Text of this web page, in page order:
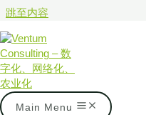
跳至内容
Main Menu
ventum中国重点领域
我们的专业领
携手共创您的数字